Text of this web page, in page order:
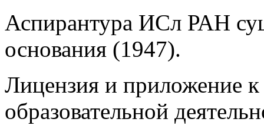
Аспирантура ИСл РАН
основания (1947).
Лицензия и приложение к
образовательной